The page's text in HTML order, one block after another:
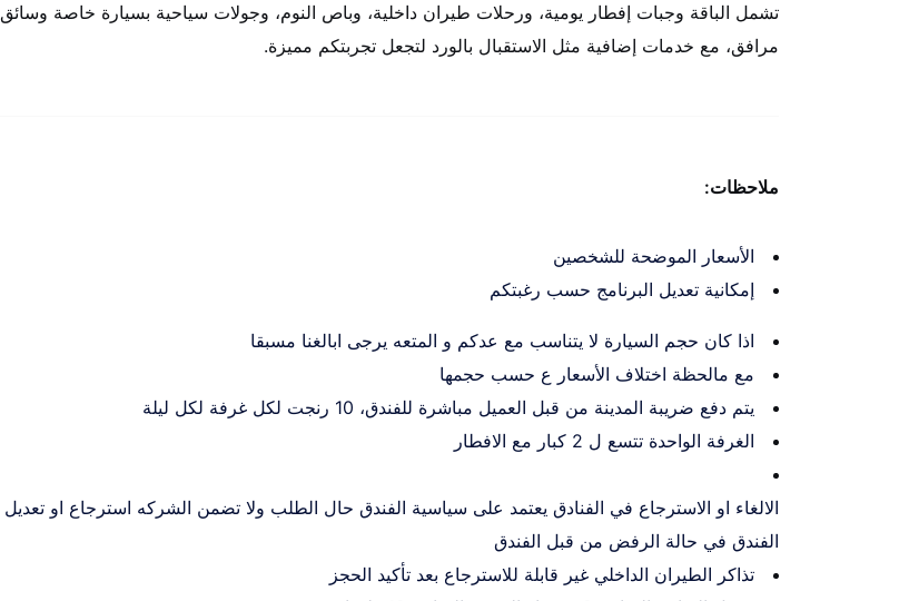
تشمل الباقة وجبات إفطار يومية، ورحلات طيران داخلية، وباص النوم، وجولات سياحية بسيارة خاصة وسائق
مرافق، مع خدمات إضافية مثل الاستقبال بالورد لتجعل تجربتكم مميزة.
ملاحظات:
الأسعار الموضحة للشخصين
إمكانية تعديل البرنامج حسب رغبتكم
اذا كان حجم السيارة لا يتناسب مع عدكم و المتعه يرجى ابالغنا مسبقا
مع مالحظة اختلاف الأسعار ع حسب حجمها
يتم دفع ضريبة المدينة من قبل العميل مباشرة للفندق، 10 رنجت لكل غرفة لكل ليلة
الغرفة الواحدة تتسع ل 2 كبار مع الافطار
الالغاء او الاسترجاع في الفنادق يعتمد على سياسية الفندق حال الطلب ولا تضمن الشركه استرجاع او تعديل
الفندق في حالة الرفض من قبل الفندق
تذاكر الطيران الداخلي غير قابلة للاسترجاع بعد تأكيد الحجز